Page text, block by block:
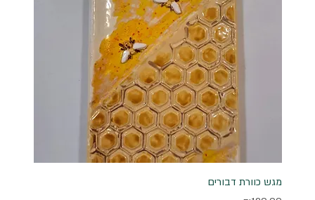
מגש כוורת דבורים